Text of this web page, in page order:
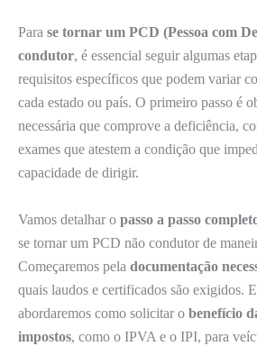
Para se tornar um PCD (Pessoa com
condutor, é essencial seguir algumas
requisitos específicos que podem variar
cada estado ou país. O primeiro passo é
necessária que comprove a deficiência,
exames que atestem a condição que
capacidade de dirigir.
Vamos detalhar o passo a passo
se tornar um PCD não condutor de
Começaremos pela documentação
quais laudos e certificados são exigidos.
abordaremos como solicitar o benefício
impostos, como o IPVA e o IPI, para